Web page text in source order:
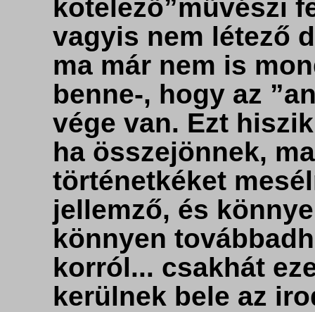
kötelező”művészi
vagyis nem létező
ma már nem is
benne-, hogy az
vége van. Ezt
ha összejönnek,
történetkéket
jellemző, és
könnyen
korról... csakhát
kerülnek bele az